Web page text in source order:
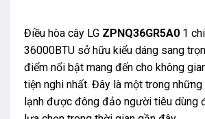
Điều hòa cây LG ZPNQ36GR5A0 1
36000BTU sở hữu kiểu dáng sang
điểm nổi bật mang đến cho không
tiện nghi nhất. Đây là một trong
lạnh được đông đảo người tiêu dùng